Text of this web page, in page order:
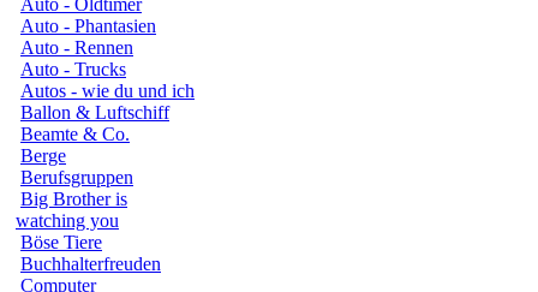
Auto - Oldtimer
Auto - Phantasien
Auto - Rennen
Auto - Trucks
Autos - wie du und ich
Ballon & Luftschiff
Beamte & Co.
Berge
Berufsgruppen
Big Brother is
watching you
Böse Tiere
Buchhalterfreuden
Computer